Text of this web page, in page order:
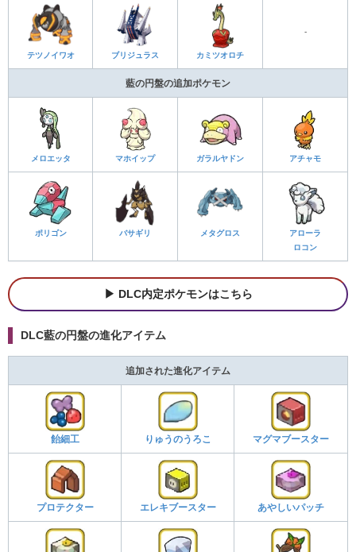
テツノイワオ ブリジュラス カミツオロチ
-
藍の円盤の追加ポケモン
メロエッタ マホイップ ガラルヤドン アチャモ
ポリゴン バサギリ メタグロス
アローラ
ロコン
DLC内定ポケモンはこちら
DLC藍の円盤の進化アイテム
追加された進化アイテム
飴細工 りゅうのうろこ マグマブースター
プロテクター エレキブースター あやしいパッチ